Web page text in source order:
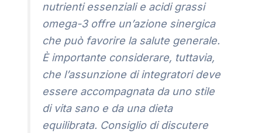
nutrienti essenziali e acidi grassi
omega-3 offre un’azione sinergica
che può favorire la salute generale.
È importante considerare, tuttavia,
che l’assunzione di integratori deve
essere accompagnata da uno stile
di vita sano e da una dieta
equilibrata. Consiglio di discutere